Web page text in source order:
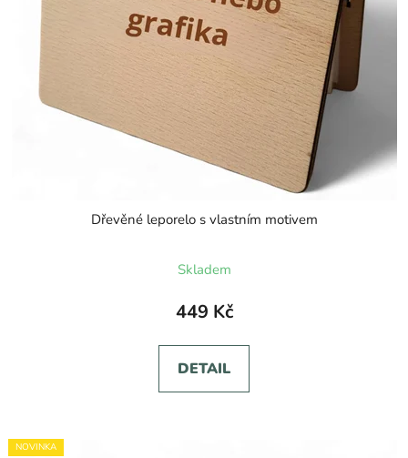
Dřevěné leporelo s vlastním motivem
hodnocení
produktu
je
5,0
z
5
Skladem
449 Kč
DETAIL
NOVINKA